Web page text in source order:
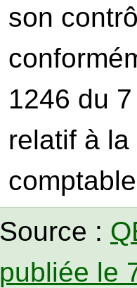
son
1246 du
relatif à
Source :
publiée le